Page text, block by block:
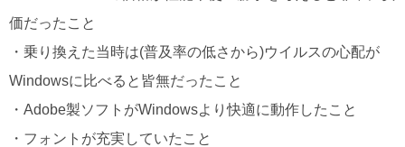
価だったこと
・乗り換えた当時は(普及率の低さから)ウイルスの心配が
Windowsに比べると皆無だったこと
・Adobe製ソフトがWindowsより快適に動作したこと
・フォントが充実していたこと